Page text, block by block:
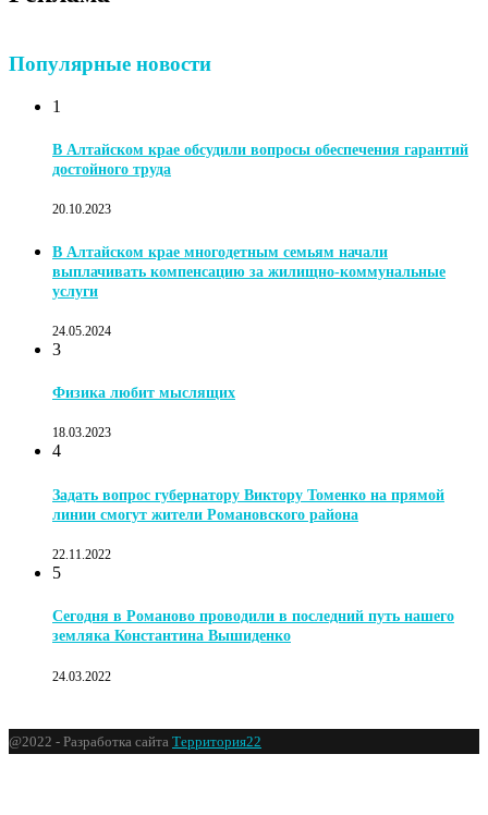
Популярные новости
1
В Алтайском крае обсудили вопросы обеспечения гарантий
достойного труда
20.10.2023
В Алтайском крае многодетным семьям начали
выплачивать компенсацию за жилищно-коммунальные
услуги
24.05.2024
3
Физика любит мыслящих
18.03.2023
4
Задать вопрос губернатору Виктору Томенко на прямой
линии смогут жители Романовского района
22.11.2022
5
Сегодня в Романово проводили в последний путь нашего
земляка Константина Вышиденко
24.03.2022
@2022 - Разработка сайта Территория22